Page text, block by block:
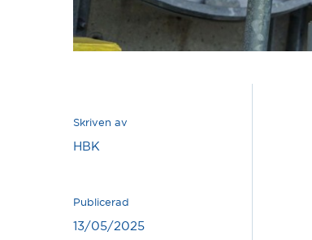
Skriven av
HBK
Publicerad
13/05/2025